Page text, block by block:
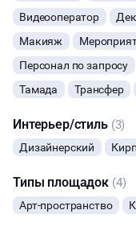
Видеооператор
Макияж
Персонал по запросу
Тамада
Трансфер
Интерьер/стиль (3)
Дизайнерский
Типы площадок (4)
Арт-пространство